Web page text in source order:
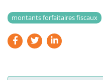
montants forfaitaires fiscaux